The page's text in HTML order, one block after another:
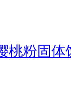
桃粉固体